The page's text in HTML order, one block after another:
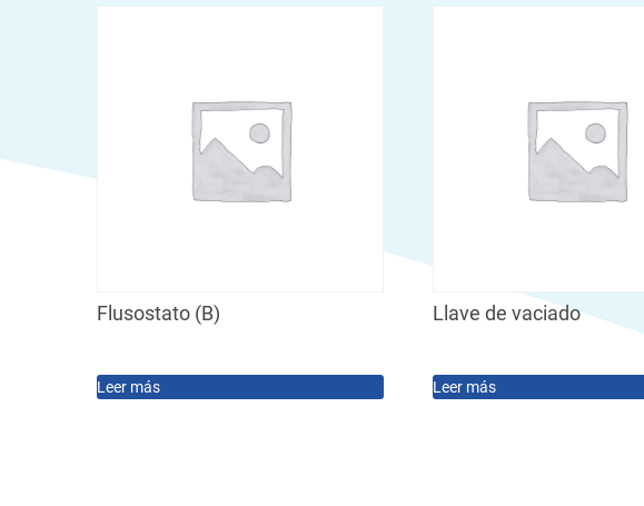
Flusostato (B)
Leer más
Llave de vaciado
Leer más